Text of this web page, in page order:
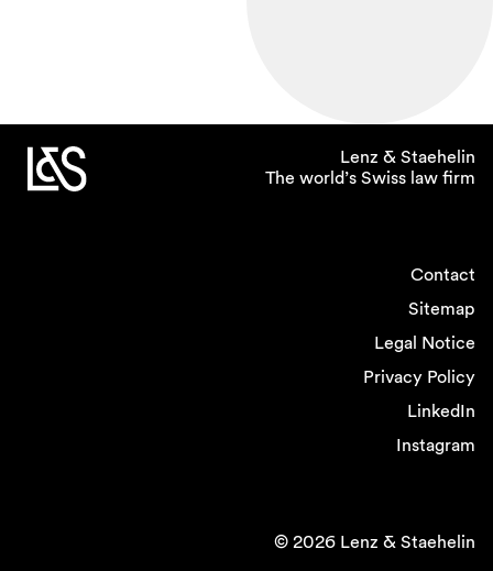
Lenz & Staehelin
The world’s Swiss law firm
Contact
Sitemap
Legal Notice
Privacy Policy
LinkedIn
Instagram
© 2026 Lenz & Staehelin